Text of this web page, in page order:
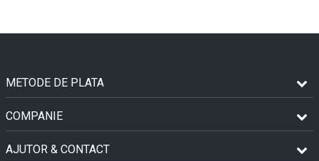
METODE DE PLATA
COMPANIE
AJUTOR & CONTACT